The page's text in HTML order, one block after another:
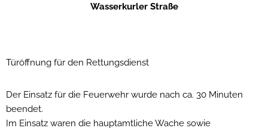
Wasserkurler Straße
Türöffnung für den Rettungsdienst
Der Einsatz für die Feuerwehr wurde nach ca. 30 Minuten
beendet.
Im Einsatz waren die hauptamtliche Wache sowie